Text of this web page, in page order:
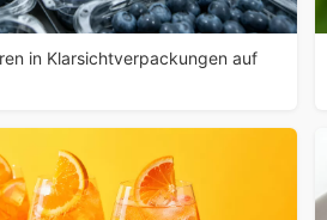
in Klarsichtverpackungen auf